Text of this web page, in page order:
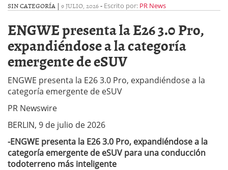
SIN CATEGORÍA | 9 JULIO, 2026- Escrito por: PR News
ENGWE presenta la E26 3.0 Pro,
expandiéndose a la categoría
emergente de eSUV
ENGWE presenta la E26 3.0 Pro, expandiéndose a la
categoría emergente de eSUV
PR Newswire
BERLIN, 9 de julio de 2026
-ENGWE presenta la E26 3.0 Pro, expandiéndose a la
categoría emergente de eSUV para una conducción
todoterreno más inteligente